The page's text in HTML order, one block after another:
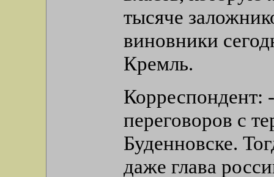
тысяче
виновники
Кремль.
Корреспондент:
переговоров с
Буденновске.
даже глава